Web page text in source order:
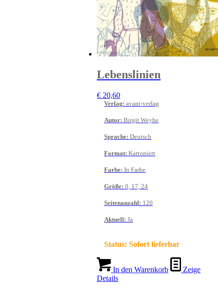
Lebenslinien
€ 20,60
Verlag: avant-verlag
Autor: Birgit Weyhe
Sprache: Deutsch
Format: Kartoniert
Farbe: In Farbe
Größe: 0, 17, 24
Seitenanzahl: 120
Aktuell: Ja
Status: Sofort lieferbar
In den Warenkorb
Zeige
Details